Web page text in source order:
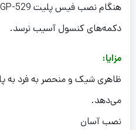
دکمه‌های کنسول آسیب نرسد.
مزایا:
می‌دهد.
نصب آسان